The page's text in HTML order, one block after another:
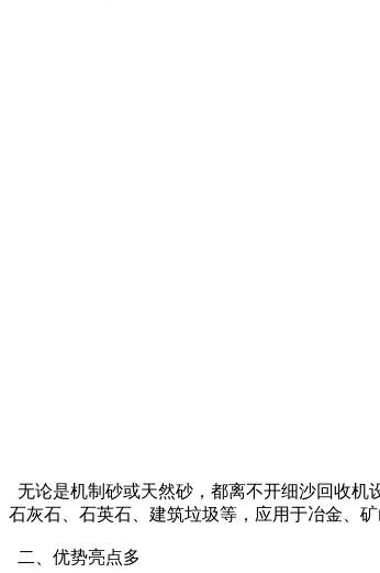
无论是机制砂或天然砂，都离不开细沙回收机
石灰石、石英石、建筑垃圾等，应用于冶金、
二、优势亮点多